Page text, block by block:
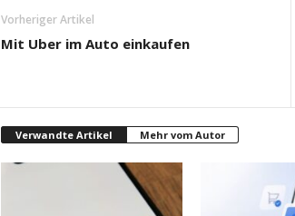
Vorheriger Artikel
Mit Uber im Auto einkaufen
Verwandte Artikel Mehr vom Autor